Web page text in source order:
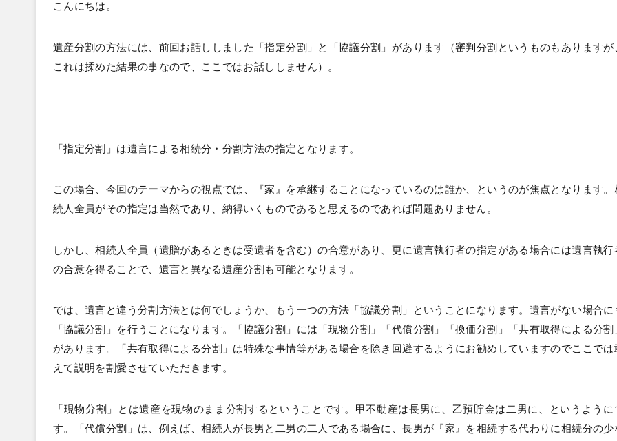
こんにちは。
遺産分割の方法には、前回お話ししました「指定分割」と「協議分割」があります（審判分割というものもありますが
これは揉めた結果の事なので、ここではお話ししません）。
「指定分割」は遺言による相続分・分割方法の指定となります。
この場合、今回のテーマからの視点では、『家』を承継することになっているのは誰か、というのが焦点となります。
続人全員がその指定は当然であり、納得いくものであると思えるのであれば問題ありません。
しかし、相続人全員（遺贈があるときは受遺者を含む）の合意があり、更に遺言執行者の指定がある場合には遺言執行
の合意を得ることで、遺言と異なる遺産分割も可能となります。
では、遺言と違う分割方法とは何でしょうか、もう一つの方法「協議分割」ということになります。遺言がない場合に
「協議分割」を行うことになります。「協議分割」には「現物分割」「代償分割」「換価分割」「共有取得による分割
があります。「共有取得による分割」は特殊な事情等がある場合を除き回避するようにお勧めしていますのでここでは
えて説明を割愛させていただきます。
「現物分割」とは遺産を現物のまま分割するということです。甲不動産は長男に、乙預貯金は二男に、というように
す。「代償分割」は、例えば、相続人が長男と二男の二人である場合に、長男が『家』を相続する代わりに相続分の少